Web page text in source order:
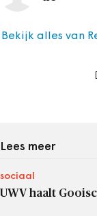
Bekijk alles van
Lees meer
sociaal
UWV haalt